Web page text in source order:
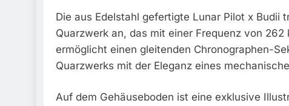
Die aus Edelstahl gefertigte Lunar Pilot x Budii
Quarzwerk an, das mit einer Frequenz von
ermöglicht einen gleitenden Chronographen-
Quarzwerks mit der Eleganz eines
Auf dem Gehäuseboden ist eine exklusive